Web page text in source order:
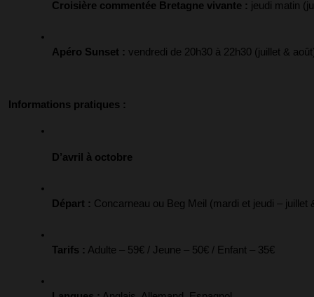
Croisière commentée Bretagne vivante : jeudi matin
Apéro Sunset : vendredi de 20h30 à 22h30 (juillet &
Informations pratiques :
D’avril à octobre
Départ : Concarneau ou Beg Meil (mardi et jeudi – juillet
Tarifs : Adulte – 59€ / Jeune – 50€ / Enfant – 35€